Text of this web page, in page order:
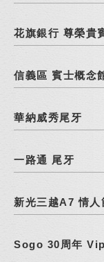
花旗銀行 尊榮貴
信義區 賓士概念
華納威秀尾牙
一路通 尾牙
新光三越A7 情人
Sogo 30周年